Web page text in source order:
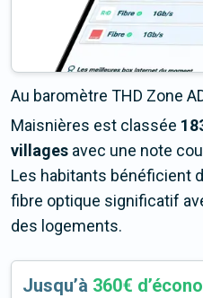
Au baromètre THD Zone
Maisnières est classée
villages avec une note
Les habitants bénéficient
fibre optique significatif
des logements.
Jusqu’à 360€